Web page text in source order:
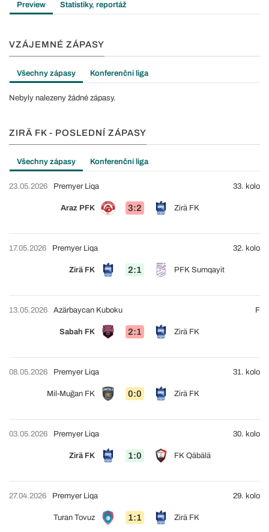
Preview Statistiky, reportáž
VZÁJEMNÉ ZÁPASY
Všechny zápasy Konferenční liga
Nebyly nalezeny žádné zápasy.
ZIRÄ FK - POSLEDNÍ ZÁPASY
Všechny zápasy Konferenční liga
23.05.2026
Araz PFK 3:2 Zirä FK
Premyer Liqa 33. kolo
17.05.2026
Zirä FK 2:1 PFK Sumqayit
Premyer Liqa 32. kolo
13.05.2026
Sabah FK 2:1 Zirä FK
Azärbaycan Kuboku F
08.05.2026
Mil-Muğan FK 0:0 Zirä FK
Premyer Liqa 31. kolo
03.05.2026
Zirä FK 1:0 FK Qäbälä
Premyer Liqa 30. kolo
27.04.2026
Turan Tovuz 1:1 Zirä FK
Premyer Liqa 29. kolo